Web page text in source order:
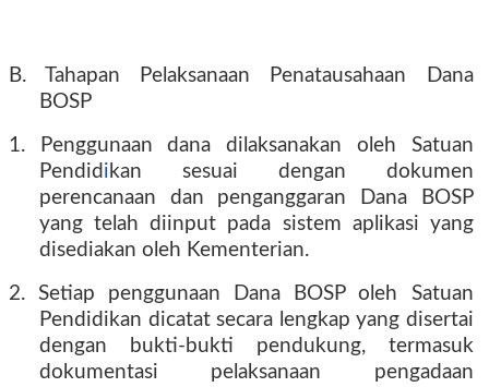
B. Tahapan Pelaksanaan Penatausahaan Dana
BOSP
1. Penggunaan dana dilaksanakan oleh Satuan
Pendid i kan sesuai dengan dokumen
perencanaan dan penganggaran Dana BOSP
yang telah diinput pada sistem aplikasi yang
disediakan oleh Kementerian.
2. Setiap penggunaan Dana BOSP oleh Satuan
Pendidikan dicatat secara lengkap yang disertai
dengan bukti-bukti pendukung, termasuk
dokumentasi pelaksanaan pengadaan